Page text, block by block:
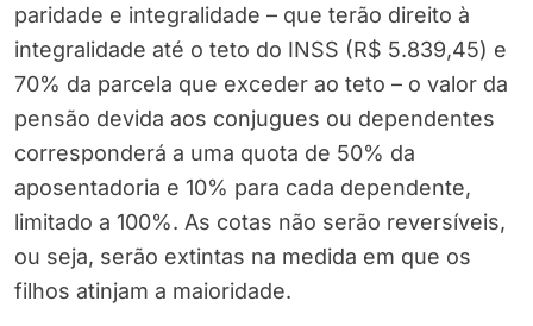
paridade e integralidade – que terão direito à
integralidade até o teto do INSS (R$ 5.839,45) e
70% da parcela que exceder ao teto – o valor da
pensão devida aos conjugues ou dependentes
corresponderá a uma quota de 50% da
aposentadoria e 10% para cada dependente,
limitado a 100%. As cotas não serão reversíveis,
ou seja, serão extintas na medida em que os
filhos atinjam a maioridade.